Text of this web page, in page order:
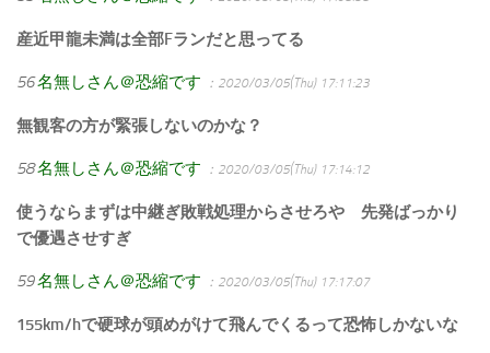
産近甲龍未満は全部Fランだと思ってる
56名無しさん＠恐縮です ：2020/03/05(Thu) 17:11:23
無観客の方が緊張しないのかな？
58名無しさん＠恐縮です ：2020/03/05(Thu) 17:14:12
使うならまずは中継ぎ敗戦処理からさせろや 先発ばっかり
で優遇させすぎ
59名無しさん＠恐縮です ：2020/03/05(Thu) 17:17:07
155km/hで硬球が頭めがけて飛んでくるって恐怖しかないな